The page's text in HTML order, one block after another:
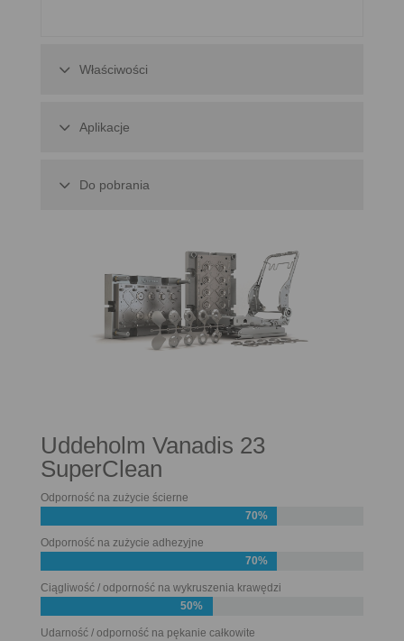
Właściwości
Aplikacje
Do pobrania
Uddeholm Vanadis 23
SuperClean
Odporność na zużycie ścierne
70%
Odporność na zużycie adhezyjne
70%
Ciągliwość / odporność na wykruszenia krawędzi
50%
Udarność / odporność na pękanie całkowite